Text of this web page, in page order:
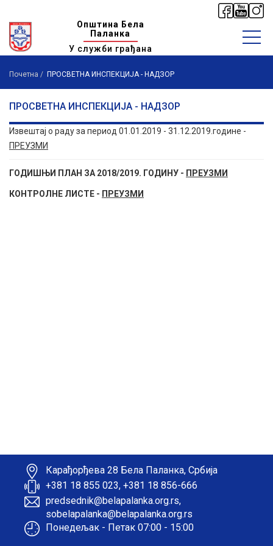
Општина Бела
Паланка
У служби грађана
Почетна ПРОСВЕТНА ИНСПЕКЦИЈА - НАДЗОР
ПРОСВЕТНА ИНСПЕКЦИЈА - НАДЗОР
Извештај о раду за период 01.01.2019 - 31.12.2019.године -
ПРЕУЗМИ
ГОДИШЊИ ПЛАН ЗА 2018/2019. ГОДИНУ - ПРЕУЗМИ
КОНТРОЛНЕ ЛИСТЕ - ПРЕУЗМИ
Карађорђева 28 Бела Паланка, Србија
+381 18 855 023, +381 18 856-666
predsednik@belapalanka.org.rs,
sobelapalanka@belapalanka.org.rs
Понедељак - Петак 07:00 - 15:00